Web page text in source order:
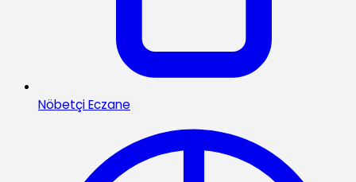
Nöbetçi Eczane